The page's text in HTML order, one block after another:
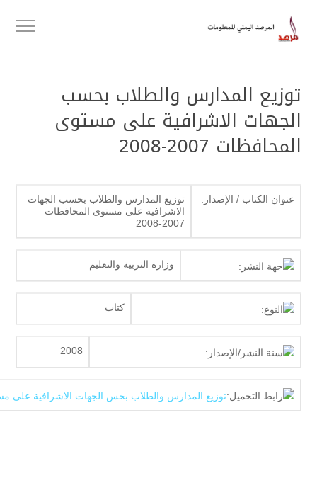
توزيع المدارس والطلاب بحسب
الجهات الاشرافية على مستوى
المحافظات 2007-2008
عنوان الكتاب / الإصدار:
توزيع المدارس والطلاب بحسب الجهات
الاشرافية على مستوى المحافظات
2007-2008
جهة النشر: وزارة التربية والتعليم
النوع: كتاب
سنة النشر/الإصدار: 2008
رابط التحميل:توزيع المدارس والطلاب بحس الجهات الاشرافية على مستوى